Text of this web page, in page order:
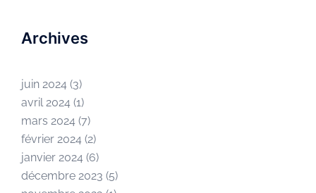
Archives
juin 2024 (3)
avril 2024 (1)
mars 2024 (7)
février 2024 (2)
janvier 2024 (6)
décembre 2023 (5)